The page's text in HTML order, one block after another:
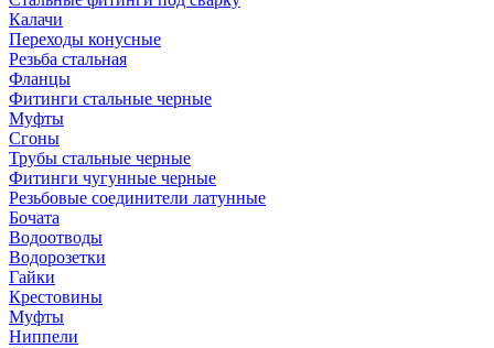
Калачи
Переходы конусные
Резьба стальная
Фланцы
Фитинги стальные черные
Муфты
Сгоны
Трубы стальные черные
Фитинги чугунные черные
Резьбовые соединители латунные
Бочата
Водоотводы
Водорозетки
Гайки
Крестовины
Муфты
Ниппели